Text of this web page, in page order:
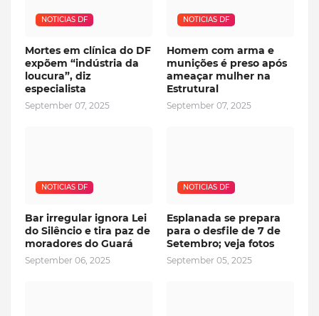
NOTICIAS DF
Mortes em clínica do DF
expõem “indústria da
loucura”, diz
especialista
September 07, 2025
NOTICIAS DF
Homem com arma e
munições é preso após
ameaçar mulher na
Estrutural
September 07, 2025
NOTICIAS DF
Bar irregular ignora Lei
do Silêncio e tira paz de
moradores do Guará
September 06, 2025
NOTICIAS DF
Esplanada se prepara
para o desfile de 7 de
Setembro; veja fotos
September 05, 2025